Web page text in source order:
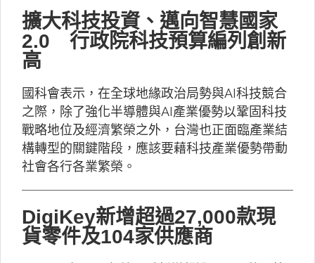
擴大科技投資、邁向智慧國家
2.0 行政院科技預算編列創新
高
國科會表示，在全球地緣政治局勢與AI科技競合
之際，除了強化半導體與AI產業優勢以鞏固科技
戰略地位及經濟繁榮之外，台灣也正面臨產業結
構轉型的關鍵階段，應該要藉科技產業優勢帶動
社會各行各業繁榮。
DigiKey新增超過27,000款現
貨零件及104家供應商